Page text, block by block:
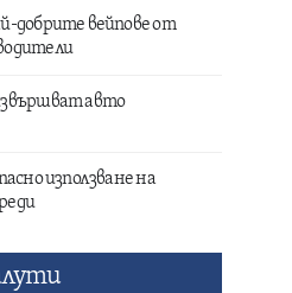
добрите вейпове от
авто
използване на